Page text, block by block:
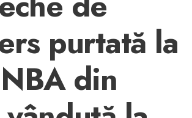
purtată la
din